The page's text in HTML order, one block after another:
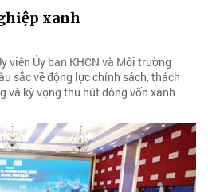
xanh
viên Ủy ban KHCN và Môi trường
sắc về động lực chính sách, thách
và kỳ vọng thu hút dòng vốn xanh